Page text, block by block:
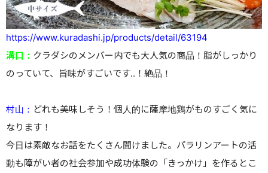
https://www.kuradashi.jp/products/detail/63194
溝口： クラダシのメンバー内でも大人気の商品！脂がしっかり
のっていて、旨味がすごいです..！絶品！
村山： どれも美味しそう！個人的に薩摩地鶏がものすごく気に
なります！
今日は素敵なお話をたくさん聞けました。パラリンアートの活
動も障がい者の社会参加や成功体験の「きっかけ」を作るとこ